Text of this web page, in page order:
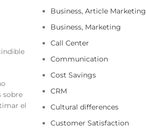
sobre
el
Business, Article Marketing
Business, Marketing
Call Center
Communication
Cost Savings
CRM
Cultural differences
Customer Satisfaction